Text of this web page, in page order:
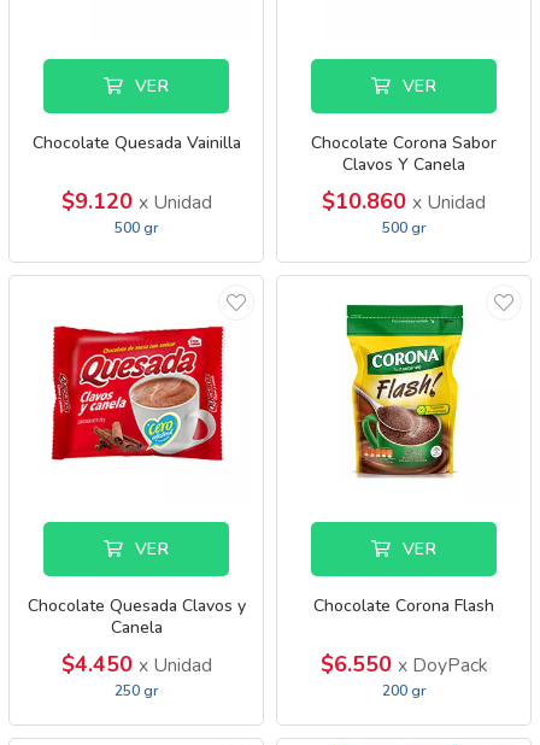
VER
Chocolate Quesada Vainilla
$9.120 x Unidad
500 gr
VER
Chocolate Corona Sabor
Clavos Y Canela
$10.860 x Unidad
500 gr
VER
Chocolate Quesada Clavos y
Canela
$4.450 x Unidad
250 gr
VER
Chocolate Corona Flash
$6.550 x DoyPack
200 gr